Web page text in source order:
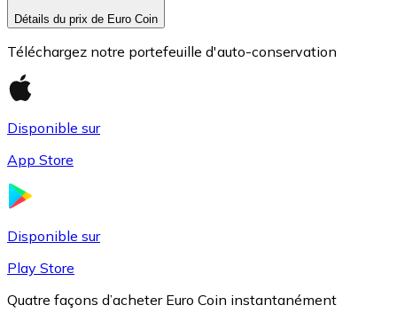
Détails du prix de Euro Coin
Téléchargez notre portefeuille d'auto-conservation
Disponible sur
App Store
Disponible sur
Play Store
Quatre façons d’acheter Euro Coin instantanément